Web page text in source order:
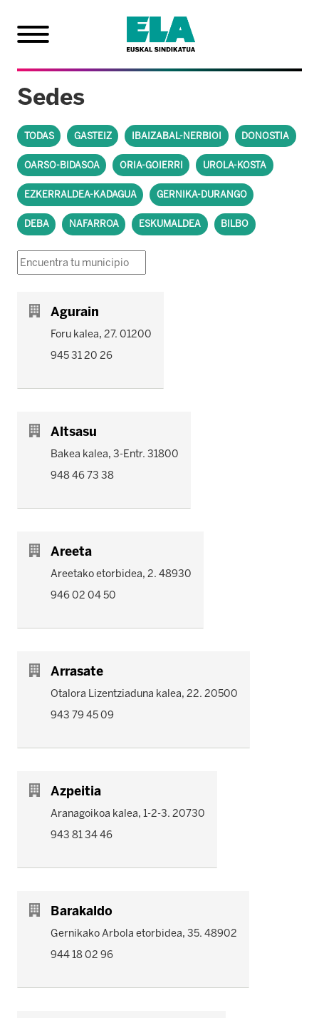
Sedes
TODAS GASTEIZ IBAIZABAL-NERBIOI DONOSTIA
OARSO-BIDASOA ORIA-GOIERRI UROLA-KOSTA
EZKERRALDEA-KADAGUA GERNIKA-DURANGO
DEBA NAFARROA ESKUMALDEA BILBO
Agurain
Foru kalea, 27. 01200
945 31 20 26
Altsasu
Bakea kalea, 3-Entr. 31800
948 46 73 38
Areeta
Areetako etorbidea, 2. 48930
946 02 04 50
Arrasate
Otalora Lizentziaduna kalea, 22. 20500
943 79 45 09
Azpeitia
Aranagoikoa kalea, 1-2-3. 20730
943 81 34 46
Barakaldo
Gernikako Arbola etorbidea, 35. 48902
944 18 02 96